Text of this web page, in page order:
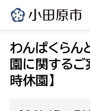
わんぱくらん
園に関する
時休園】